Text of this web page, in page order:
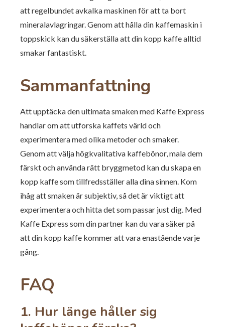
att regelbundet avkalka maskinen för att ta bort
mineralavlagringar. Genom att hålla din kaffemaskin i
toppskick kan du säkerställa att din kopp kaffe alltid
smakar fantastiskt.
Sammanfattning
Att upptäcka den ultimata smaken med Kaffe Express
handlar om att utforska kaffets värld och
experimentera med olika metoder och smaker.
Genom att välja högkvalitativa kaffebönor, mala dem
färskt och använda rätt bryggmetod kan du skapa en
kopp kaffe som tillfredsställer alla dina sinnen. Kom
ihåg att smaken är subjektiv, så det är viktigt att
experimentera och hitta det som passar just dig. Med
Kaffe Express som din partner kan du vara säker på
att din kopp kaffe kommer att vara enastående varje
gång.
FAQ
1. Hur länge håller sig